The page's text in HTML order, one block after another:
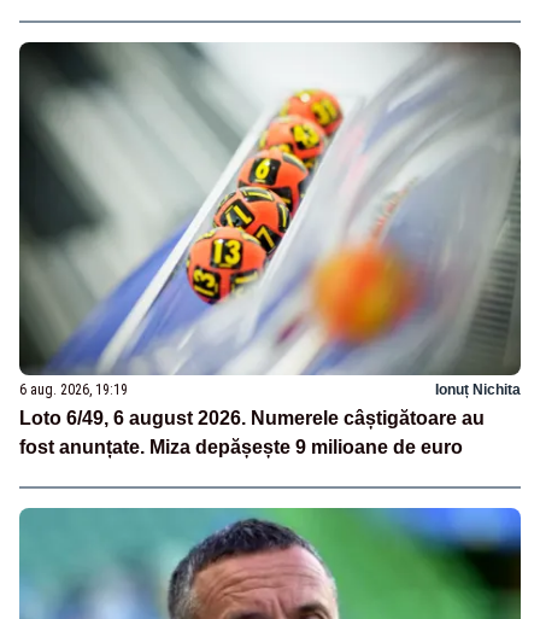
6 aug. 2026, 19:19 Ionuț Nichita
Loto 6/49, 6 august 2026. Numerele câștigătoare au
fost anunțate. Miza depășește 9 milioane de euro